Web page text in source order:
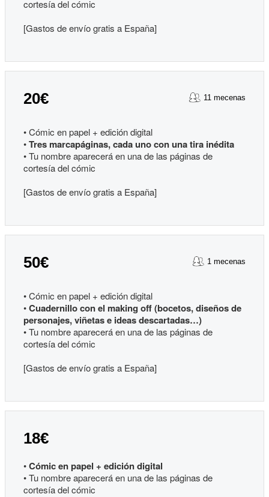
cortesía del cómic
[Gastos de envío gratis a España]
20€ 11 mecenas
• Cómic en papel + edición digital
•Tres marcapáginas, cada uno con una tira inédita
• Tu nombre aparecerá en una de las páginas de
cortesía del cómic
[Gastos de envío gratis a España]
50€ 1 mecenas
• Cómic en papel + edición digital
•Cuadernillo con el making off (bocetos, diseños de
personajes, viñetas e ideas descartadas…)
• Tu nombre aparecerá en una de las páginas de
cortesía del cómic
[Gastos de envío gratis a España]
18€
•Cómic en papel + edición digital
• Tu nombre aparecerá en una de las páginas de
cortesía del cómic